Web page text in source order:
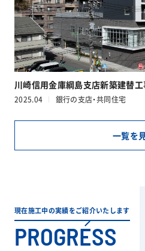
川崎信用金庫綱島支店新築建替
2025.04 銀行の支店・共同住宅
一覧を
現在施工中の実績をご紹介いたします
PROGRESS